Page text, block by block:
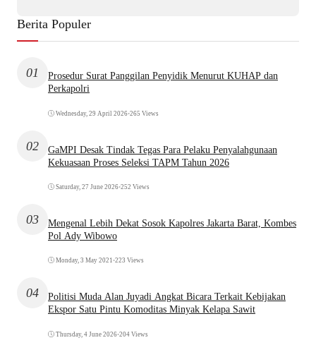
Berita Populer
01
Prosedur Surat Panggilan Penyidik Menurut KUHAP dan
Perkapolri
Wednesday, 29 April 2026•265 Views
02
GaMPI Desak Tindak Tegas Para Pelaku Penyalahgunaan
Kekuasaan Proses Seleksi TAPM Tahun 2026
Saturday, 27 June 2026•252 Views
03
Mengenal Lebih Dekat Sosok Kapolres Jakarta Barat, Kombes
Pol Ady Wibowo
Monday, 3 May 2021 •223 Views
04
Politisi Muda Alan Juyadi Angkat Bicara Terkait Kebijakan
Ekspor Satu Pintu Komoditas Minyak Kelapa Sawit
Thursday, 4 June 2026•204 Views